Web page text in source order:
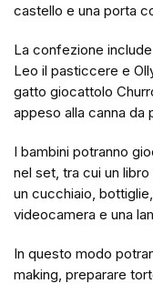
castello e una porta
La confezione
Leo il pasticcere e
gatto giocattolo
appeso alla canna da
I bambini potranno
nel set, tra cui un
un cucchiaio,
videocamera e una
In questo modo
making, preparare